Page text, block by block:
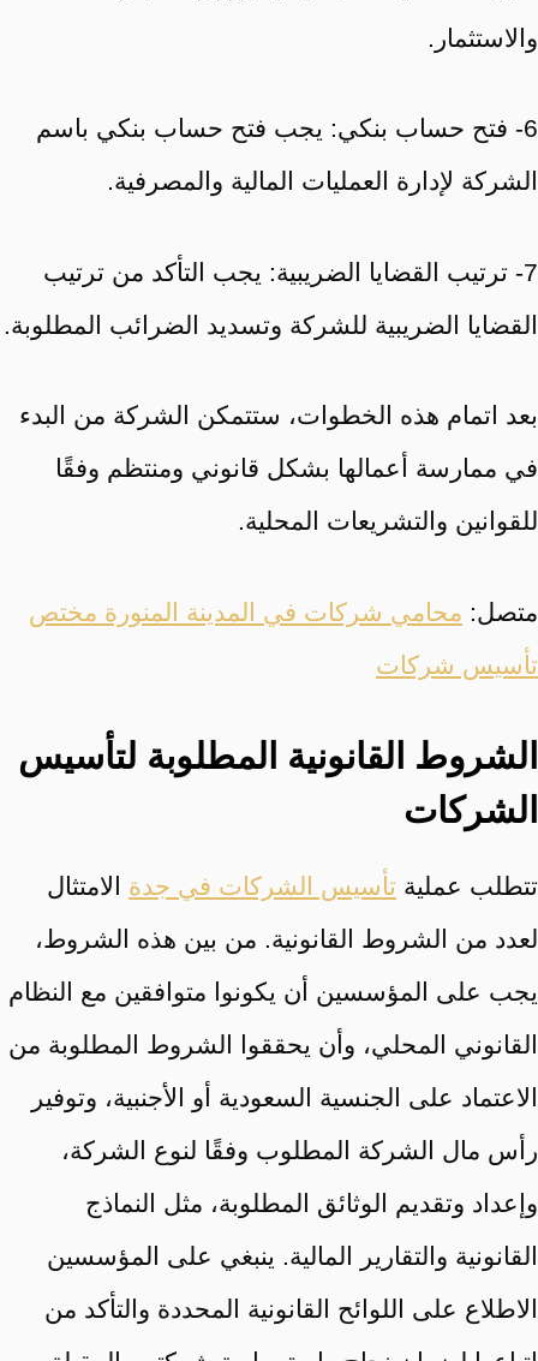
والاستثمار.
6- فتح حساب بنكي: يجب فتح حساب بنكي باسم
الشركة لإدارة العمليات المالية والمصرفية.
7- ترتيب القضايا الضريبية: يجب التأكد من ترتيب
القضايا الضريبية للشركة وتسديد الضرائب المطلوبة.
بعد اتمام هذه الخطوات، ستتمكن الشركة من البدء
في ممارسة أعمالها بشكل قانوني ومنتظم وفقًا
للقوانين والتشريعات المحلية.
متصل: محامي شركات في المدينة المنورة مختص
تأسيس شركات
الشروط القانونية المطلوبة لتأسيس
الشركات
تتطلب عملية تأسيس الشركات في جدة الامتثال
لعدد من الشروط القانونية. من بين هذه الشروط،
يجب على المؤسسين أن يكونوا متوافقين مع النظام
القانوني المحلي، وأن يحققوا الشروط المطلوبة من
الاعتماد على الجنسية السعودية أو الأجنبية، وتوفير
رأس مال الشركة المطلوب وفقًا لنوع الشركة،
وإعداد وتقديم الوثائق المطلوبة، مثل النماذج
القانونية والتقارير المالية. ينبغي على المؤسسين
الاطلاع على اللوائح القانونية المحددة والتأكد من